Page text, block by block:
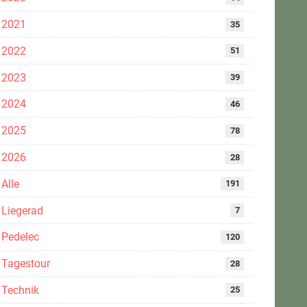
2021 35
2022 51
2023 39
2024 46
2025 78
2026 28
Alle 191
Liegerad 7
Pedelec 120
Tagestour 28
Technik 25